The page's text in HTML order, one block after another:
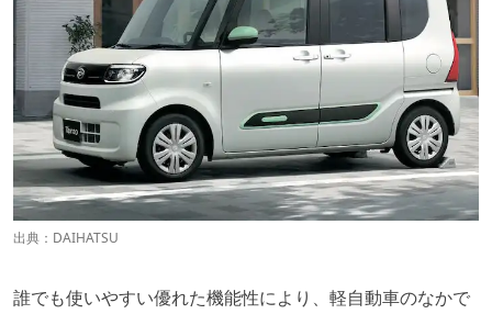
出典： DAIHATSU
誰でも使いやすい優れた機能性により、軽自動車のなかで